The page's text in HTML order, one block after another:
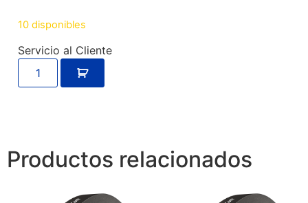
10 disponibles
Servicio al Cliente
Productos relacionados